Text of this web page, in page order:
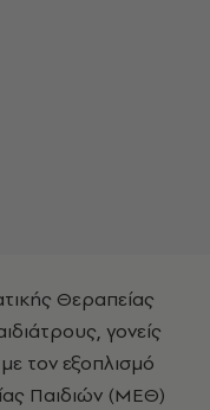
Θεραπείας
γονείς
τον εξοπλισμό
Παιδιών (ΜΕΘ)